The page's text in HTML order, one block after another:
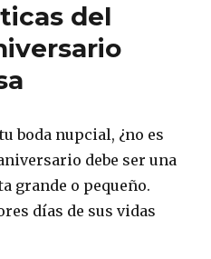
del
boda nupcial, ¿no es
debe ser una
grande o pequeño.
días de sus vidas